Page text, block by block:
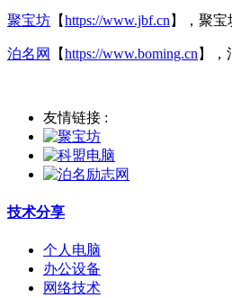
聚宝坊 【https://www.jbf.cn 】，聚
泊名网 【https://www.boming.cn 】，
友情链接 :
技术分享
个人电脑
办公设备
网络技术